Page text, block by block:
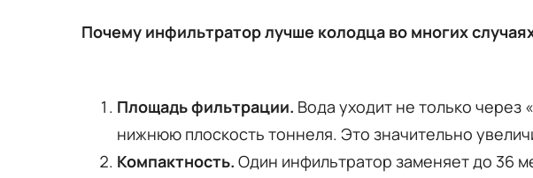
Почему инфильтратор лучше колодца во многих
Площадь фильтрации. Вода уходит не только через
нижнюю плоскость тоннеля. Это значительно
Компактность. Один инфильтратор заменяет до 36